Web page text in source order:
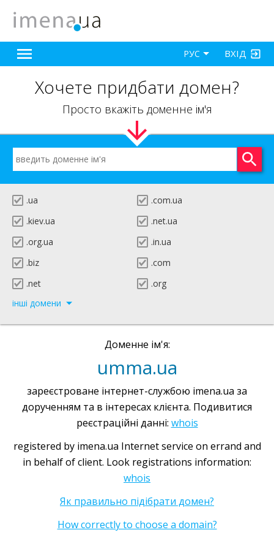
ВХІД
РУС
Хочете придбати домен?
Просто вкажіть доменне ім'я
.ua
.com.ua
.kiev.ua
.net.ua
.org.ua
.in.ua
.biz
.com
.net
.org
інші домени
Доменне ім'я:
umma.ua
зареєстроване інтернет-службою imena.ua за
дорученням та в інтересах клієнта. Подивитися
реєстраційні данні: whois
registered by imena.ua Internet service on errand and
in behalf of client. Look registrations information:
whois
Як правильно підібрати домен?
How correctly to choose a domain?